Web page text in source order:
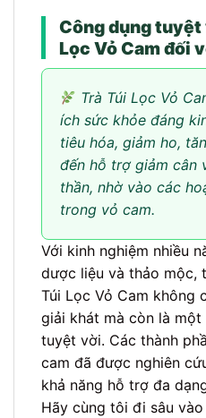
Công dụng tuyệt
Lọc Vỏ Cam đối
Trà Túi Lọc Vỏ
ích sức khỏe đáng
tiêu hóa, giảm ho,
đến hỗ trợ giảm cân
thần, nhờ vào các
trong vỏ cam.
Với kinh nghiệm nhiều
dược liệu và thảo mộc,
Túi Lọc Vỏ Cam không
giải khát mà còn là
tuyệt vời. Các thành
cam đã được nghiên
khả năng hỗ trợ đa
Hãy cùng tôi đi sâu